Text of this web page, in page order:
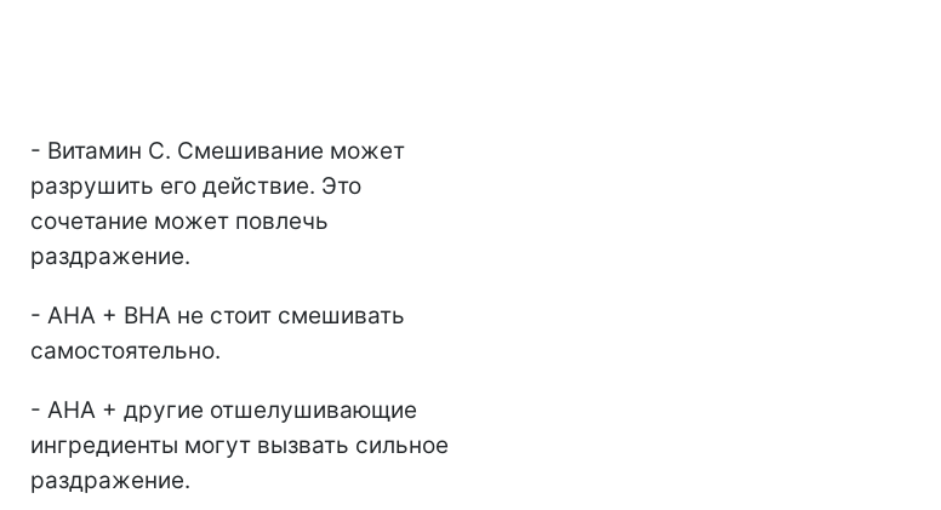
- Витамин С. Смешивание может
разрушить его действие. Это
сочетание может повлечь
раздражение.
- АНА + ВНА не стоит смешивать
самостоятельно.
- АНА + другие отшелушивающие
ингредиенты могут вызвать сильное
раздражение.